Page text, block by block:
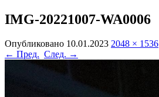
IMG-20221007-WA0006
Опубликовано 10.01.2023 2048 × 1536
← Пред. След. →